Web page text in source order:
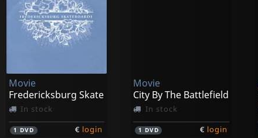
Movie
Fredericksburg Skate
In stock
1 DVD € login
Movie
City By The Battlefield
In stock
1 DVD € login